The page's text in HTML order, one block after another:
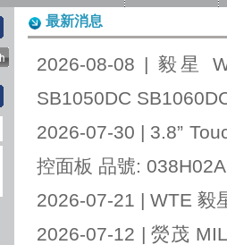
最新消息
2026-08-08 | 毅星
SB1050DC
2026-07-30 | 3.8”
控面板 品號:
2026-07-21 | WTE 毅
2026-07-12 |熒茂